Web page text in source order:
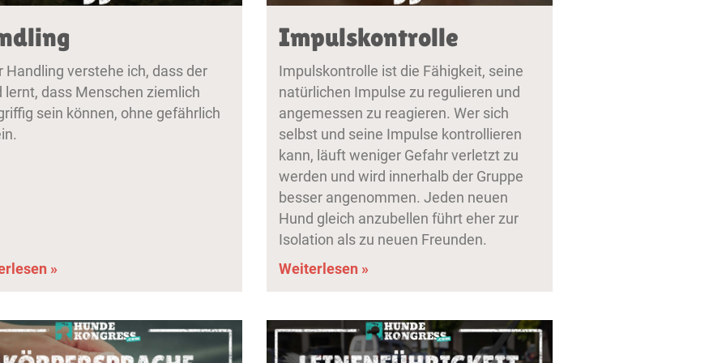
Handling verstehe ich, dass der
lernt, dass Menschen ziemlich
sein können, ohne gefährlich
»
Impulskontrolle
Impulskontrolle ist die Fähigkeit, seine
natürlichen Impulse zu regulieren und
angemessen zu reagieren. Wer sich
selbst und seine Impulse kontrollieren
kann, läuft weniger Gefahr verletzt zu
werden und wird innerhalb der Gruppe
besser angenommen. Jeden neuen
Hund gleich anzubellen führt eher zur
Isolation als zu neuen Freunden.
Weiterlesen »